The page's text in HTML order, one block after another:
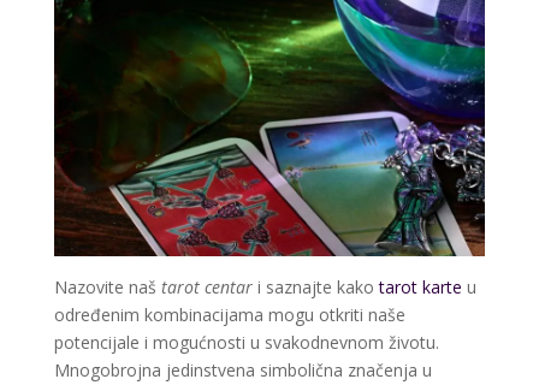
Nazovite naš tarot centari saznajte kakotarot karte u
određenim kombinacijama mogu otkriti naše
potencijale i mogućnosti u svakodnevnom životu.
Mnogobrojna jedinstvena simbolična značenja u